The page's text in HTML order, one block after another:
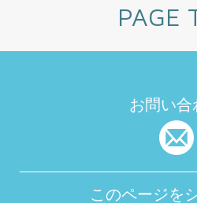
PAGE
お問い合
このページを